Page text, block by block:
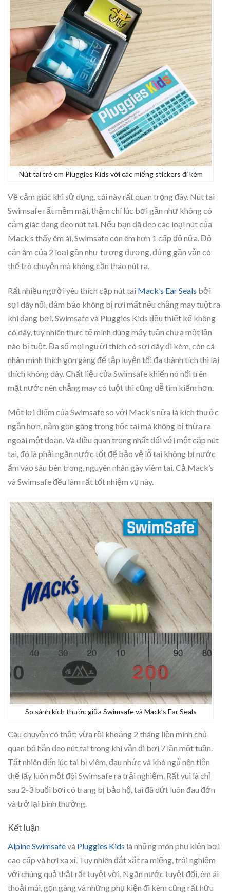
Nút tai trẻ em Pluggies Kids với các miếng stickers đi kèm
Về cảm giác khi sử dụng, cái này rất quan trọng đây. Nút tai
Swimsafe rất mềm mại, thậm chí lúc bơi gần như không có
cảm giác đang đeo nút tai. Nếu bạn đã đeo các loại nút của
Mack’s thấy êm ái, Swimsafe còn êm hơn 1 cấp độ nữa. Độ
cản âm của 2 loại gần như tương đương, đứng gần vẫn có
thể trò chuyện mà không cần tháo nút ra.
Rất nhiều người yêu thích cặp nút tai Mack’s Ear Seals bởi
sợi dây nối, đảm bảo không bị rơi mất nếu chẳng may tuột ra
khi đang bơi. Swimsafe và Pluggies Kids đều thiết kế không
có dây, tuy nhiên thực tế mình dùng mấy tuần chưa một lần
nào bị tuột. Đa số mọi người thích có sợi dây đi kèm, còn cá
nhân mình thích gọn gàng để tập luyện tối đa thành tích thì lại
thích không dây. Chất liệu của Swimsafe khiến nó nổi trên
mặt nước nên chẳng may có tuột thì cũng dễ tìm kiếm hơn.
Một lợi điểm của Swimsafe so với Mack’s nữa là kích thước
ngắn hơn, nằm gọn gàng trong hốc tai mà không bị thừa ra
ngoài một đoạn. Và điều quan trọng nhất đối với một cặp nút
tai, đó là phải ngăn nước tốt để bảo vệ lỗ tai không bị nước
ẩm vào sâu bên trong, nguyên nhân gây viêm tai. Cả Mack’s
và Swimsafe đều làm rất tốt nhiệm vụ này.
So sánh kích thước giữa Swimsafe và Mack’s Ear Seals
Câu chuyện có thật: vừa rồi khoảng 2 tháng liền mình chủ
quan bỏ hẳn đeo nút tai trong khi vẫn đi bơi 7 lần một tuần.
Tất nhiên đến lúc tai bị viêm, đau nhức và khó ngủ nên tiện
thể lấy luôn một đôi Swimsafe ra trải nghiệm. Rất vui là chỉ
sau 2-3 buổi bơi có trang bị bảo hộ, tai đã dứt luôn đau đớn
và trở lại bình thường.
Kết luận
Alpine Swimsafevà Pluggies Kids là những món phụ kiện bơi
cao cấp và hơi xa xỉ. Tuy nhiên đắt xắt ra miếng, trải nghiệm
với chúng quả thật rất tuyệt vời. Ngăn nước tuyệt đối, êm ái
thoải mái, gọn gàng và những phụ kiện đi kèm cũng rất hữu